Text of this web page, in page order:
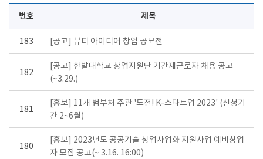
번호 제목
183 [공고] 뷰티 아이디어 창업 공모전
182
[공고] 한밭대학교 창업지원단 기간제근로자 채용 공고
(~3.29.)
181
[홍보] 11개 범부처 주관 '도전! K-스타트업 2023' (신청기
간 2~6월)
180
[홍보] 2023년도 공공기술 창업사업화 지원사업 예비창업
자 모집 공고(~ 3.16. 16:00)